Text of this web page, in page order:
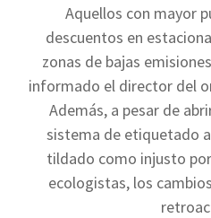
Aquellos con mayor
descuentos en
zonas de bajas
informado el director del
Además, a pesar de
sistema de etiquetado
tildado como injusto
ecologistas, los